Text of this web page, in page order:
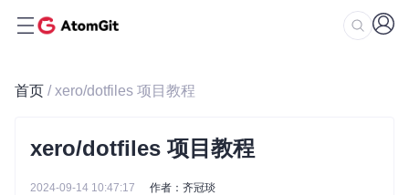
首页 / xero/dotfiles 项目教程
xero/dotfiles 项目教程
2024-09-14 10:47:17 作者：齐冠琰